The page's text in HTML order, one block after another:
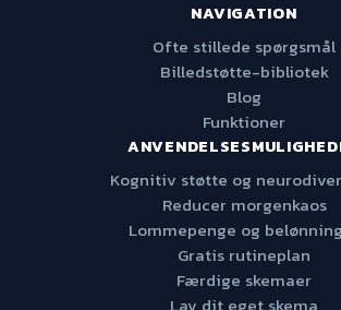
NAVIGATION
Ofte stillede spørgsmål
Billedstøtte-bibliotek
Blog
Funktioner
Kognitiv støtte og
Reducer morgenkaos
Lommepenge og
Gratis rutineplan
Færdige skemaer